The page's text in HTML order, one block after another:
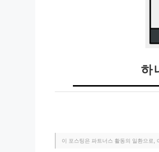
하
이 포스팅은 파트너스 활동의 일환으로,